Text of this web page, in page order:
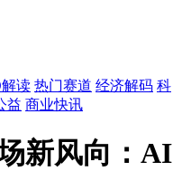
读 热门赛道 经济解码 科
益 商业快讯
新风向：AI